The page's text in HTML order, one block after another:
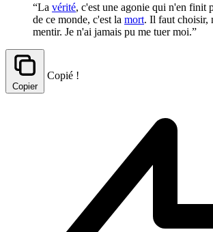
“La vérité, c'est une agonie qui n'en finit
de ce monde, c'est la mort. Il faut choisir,
mentir. Je n'ai jamais pu me tuer moi.”
Copier
Copié !